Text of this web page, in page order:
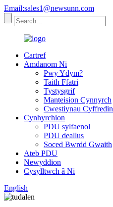
Email:sales1@newsunn.com
Cartref
Amdanom Ni
Pwy Ydym?
Taith Ffatri
Tystysgrif
Manteision Cynnyrch
Cwestiynau Cyffredin
Cynhyrchion
PDU sylfaenol
PDU deallus
Soced Bwrdd Gwaith
Ateb PDU
Newyddion
Cysylltwch â Ni
English